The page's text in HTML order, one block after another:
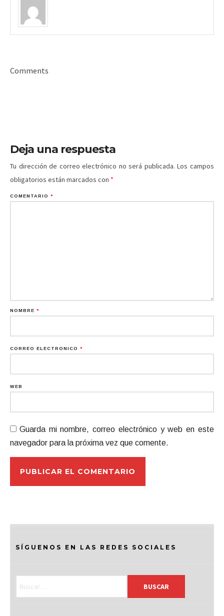
Comments
Deja una respuesta
Tu dirección de correo electrónico no será publicada. Los campos
obligatorios están marcados con *
COMENTARIO *
NOMBRE *
CORREO ELECTRÓNICO *
WEB
Guarda mi nombre, correo electrónico y web en este
navegador para la próxima vez que comente.
SÍGUENOS EN LAS REDES SOCIALES